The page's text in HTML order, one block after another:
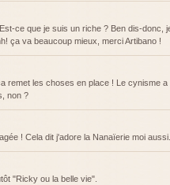
ce que je suis un riche ? Ben dis-donc,
ça va beaucoup mieux, merci Artibano !
remet les choses en place ! Le cynisme a
non ?
! Cela dit j'adore la Nanaïerie moi aussi.
"Ricky ou la belle vie".